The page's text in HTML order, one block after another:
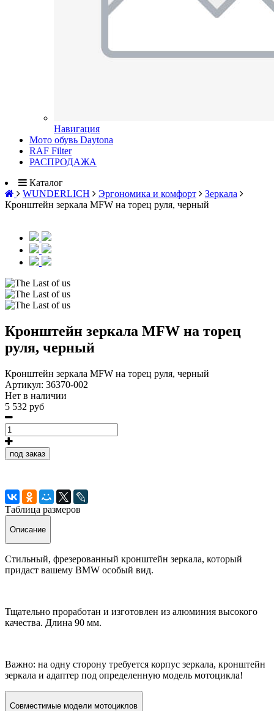
Навигация
Мото обувь Daytona
RAF Filter
РАСПРОДАЖА
Каталог
WUNDERLICH
Эргономика и комфорт
Зеркала
Кронштейн зеркала MFW на торец руля, черный
Кронштейн зеркала MFW на торец
руля, черный
Кронштейн зеркала MFW на торец руля, черный
Артикул: 36370-002
Нет в наличии
5 532 руб
под заказ
Таблица размеров
Описание
Стильный, фрезерованный кронштейн зеркала, который
придаст вашему BMW особый вид.
Тщательно проработан и изготовлен из алюминия высокого
качества. Длина 90 мм.
Важно: на одну сторону требуется корпус зеркала, кронштейн
зеркала и адаптер под определенную модель мотоцикла!
Совместимые модели мотоциклов